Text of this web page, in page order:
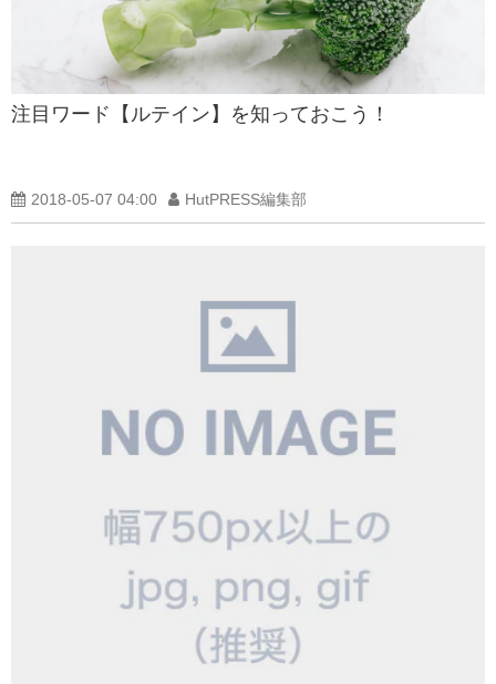
注目ワード【ルテイン】を知っておこう！
2018-05-07 04:00 HutPRESS編集部